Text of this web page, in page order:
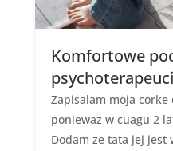
Komfortowe
Zapisalam moja
poniewaz w cuagu 2
Dodam ze tata jej jest